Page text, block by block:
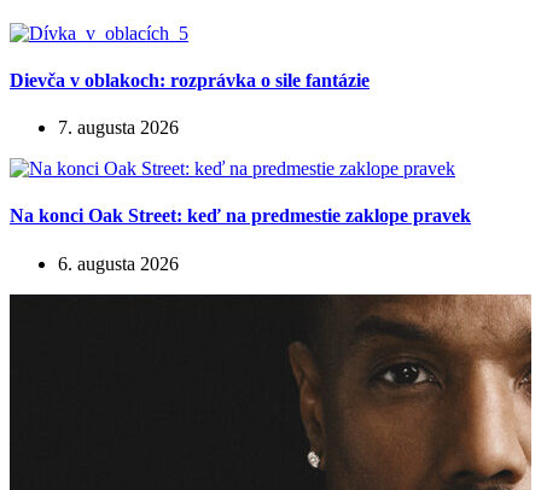
Dievča v oblakoch: rozprávka o sile fantázie
7. augusta 2026
Na konci Oak Street: keď na predmestie zaklope pravek
6. augusta 2026